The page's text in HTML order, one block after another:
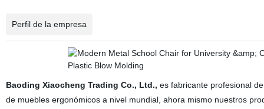
Perfil de la empresa
Baoding Xiaocheng Trading Co., Ltd., es fabricante profesional
de muebles ergonómicos a nivel mundial, ahora mismo nuestros